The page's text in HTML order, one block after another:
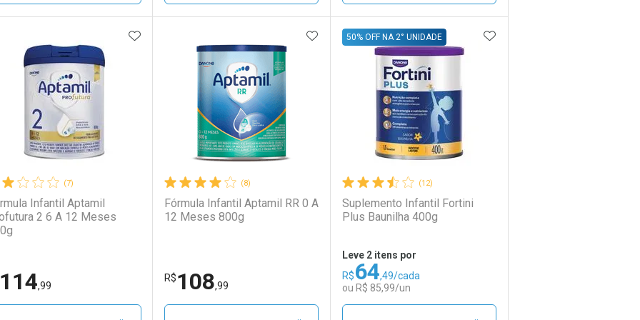
FECHAR
Ativar Desconto
FECHAR
Menos
FECHAR
Laboratório
Ativar Desconto
FECHAR
Por Menos
FECHAR
Laboratório
Ativar Desconto
FECHAR
Por Menos
(7)
Infantil Aptamil
2 6 A 12 Meses
114,99
ADICIONAR AOS FAVORITOS
(8)
Fórmula Infantil Aptamil RR 0 A
12 Meses 800g
R$108,99
ADICIONAR AOS FAVORITOS
(12)
Suplemento Infantil Fortini
Plus Baunilha 400g
50% OFF NA 2° UNIDADE
Leve 2 itens por
R$64,49/cada
ou R$ 85,99/un
ADICIONAR AOS